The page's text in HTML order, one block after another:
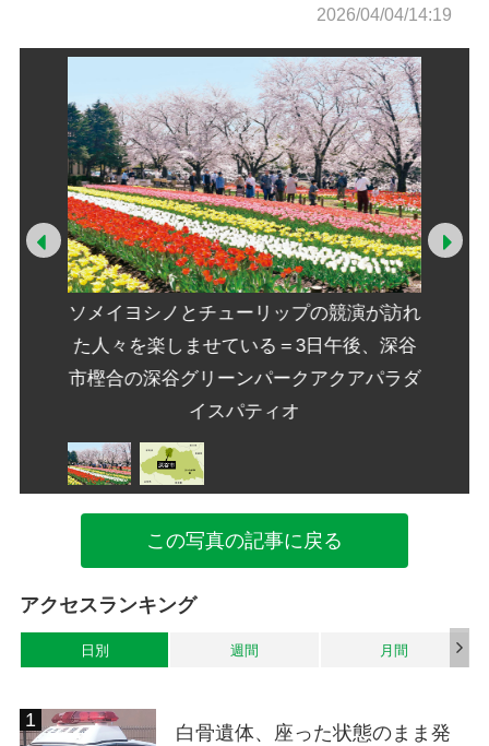
2026/04/04/14:19
ソメイヨシノとチューリップの競演が訪れ
た人々を楽しませている＝3日午後、深谷
市樫合の深谷グリーンパークアクアパラダ
イスパティオ
Prev
この写真の記事に戻る
アクセスランキング
日別 週間 月間
白骨遺体、座った状態のまま発